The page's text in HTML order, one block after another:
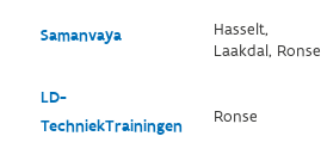
Samanvaya
Hasselt,
Laakdal, Ronse
LD-
TechniekTrainingen
Ronse